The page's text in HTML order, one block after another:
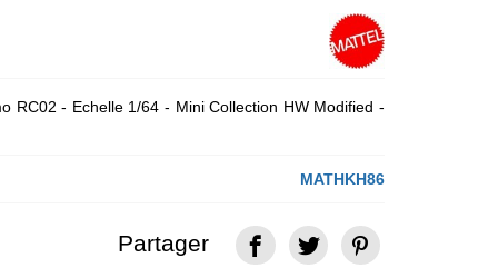
RC02 - Echelle 1/64 - Mini Collection HW Modified -
MATHKH86
Partager